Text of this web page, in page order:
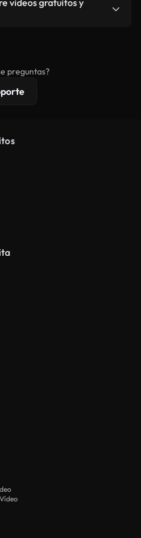
que el producto final no
videos gratuitos y
extendidas.
preguntas?